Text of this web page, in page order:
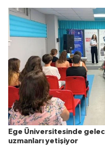
Ege Üniversitesinde
uzmanları yetişiyor